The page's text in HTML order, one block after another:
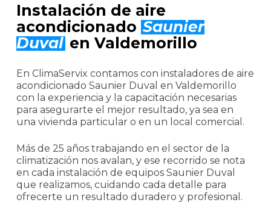
Instalación de aire
acondicionado Saunier
Duval en Valdemorillo
En ClimaServix contamos con instaladores de aire
acondicionado Saunier Duval en Valdemorillo
con la experiencia y la capacitación necesarias
para asegurarte el mejor resultado, ya sea en
una vivienda particular o en un local comercial.
Más de 25 años trabajando en el sector de la
climatización nos avalan, y ese recorrido se nota
en cada instalación de equipos Saunier Duval
que realizamos, cuidando cada detalle para
ofrecerte un resultado duradero y profesional.